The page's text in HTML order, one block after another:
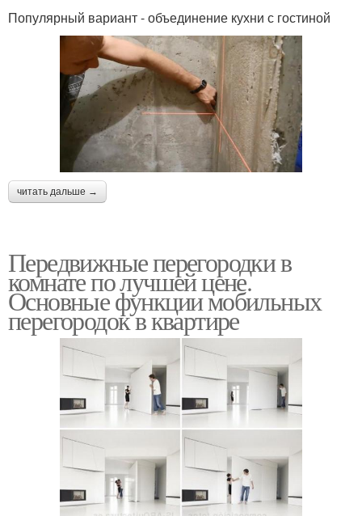
Популярный вариант - объединение кухни с гостиной
читать дальше →
Передвижные перегородки в
комнате по лучшей цене.
Основные функции мобильных
перегородок в квартире